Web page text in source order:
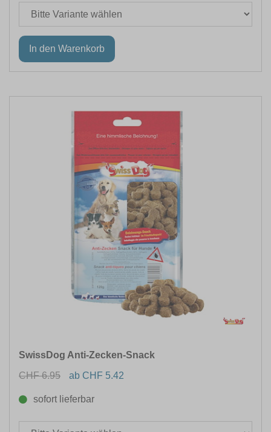
SwissDog Anti-Zecken-Snack
CHF 6.95
ab CHF 5.42
sofort lieferbar